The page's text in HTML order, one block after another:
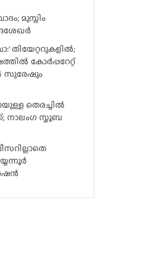
മുസ്ലിം
തിയേറ്ററുകളിൽ;
കോർപ്പറേറ്റ്
സുരേഷും
തെരച്ചിൽ
നാലംഗ സ്കൂബ